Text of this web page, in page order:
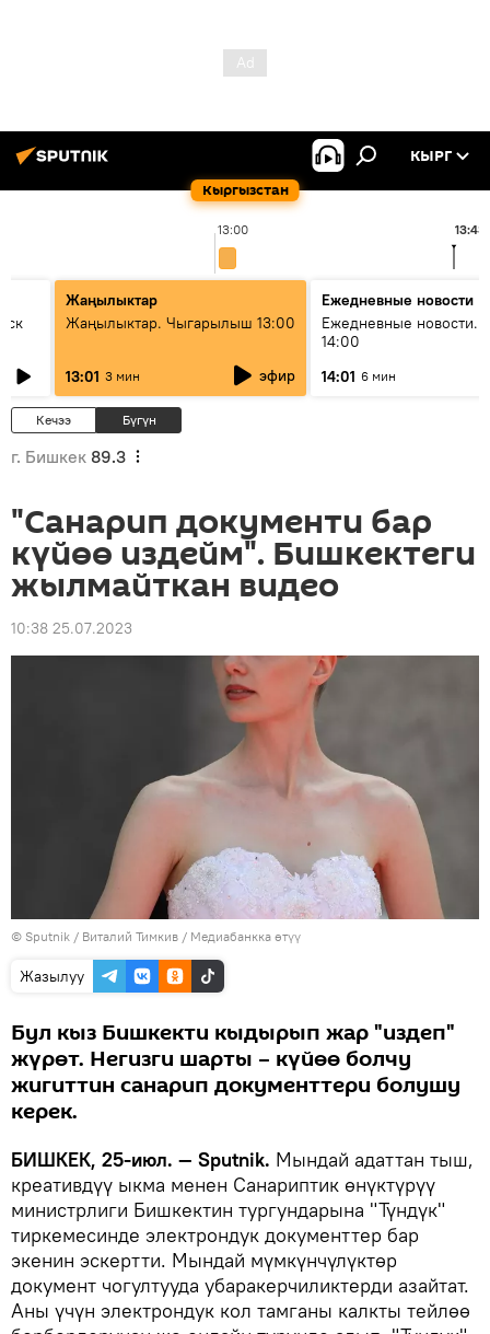
Кыргызстан
КЫРГ
13:00 13:43
Жаңылыктар
Жаңылыктар. Чыгарылыш 13:00
13:01 3 мин эфир
Ежедневные новости
Ежедневные новости.
14:00
14:01 6 мин
Кечээ Бүгүн
г. Бишкек 89.3
"Санарип документи бар
күйөө издейм". Бишкектеги
жылмайткан видео
10:38 25.07.2023
© Sputnik / Виталий Тимкив / Медиабанкка өтүү
Жазылуу
Бул кыз Бишкекти кыдырып жар "издеп"
жүрөт. Негизги шарты – күйөө болчу
жигиттин санарип документтери болушу
керек.
БИШКЕК, 25-июл. — Sputnik. Мындай адаттан тыш,
креативдүү ыкма менен Санариптик өнүктүрүү
министрлиги Бишкектин тургундарына "Түндүк"
тиркемесинде электрондук документтер бар
экенин эскертти. Мындай мүмкүнчүлүктөр
документ чогултууда убаракерчиликтерди азайтат.
Аны үчүн электрондук кол тамганы калкты тейлөө